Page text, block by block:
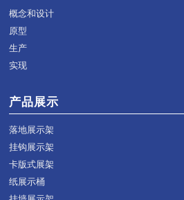
概念和设计
原型
生产
实现
产品展示
落地展示架
挂钩展示架
卡版式展架
纸展示桶